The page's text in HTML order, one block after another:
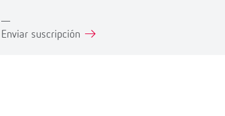
Enviar suscripción